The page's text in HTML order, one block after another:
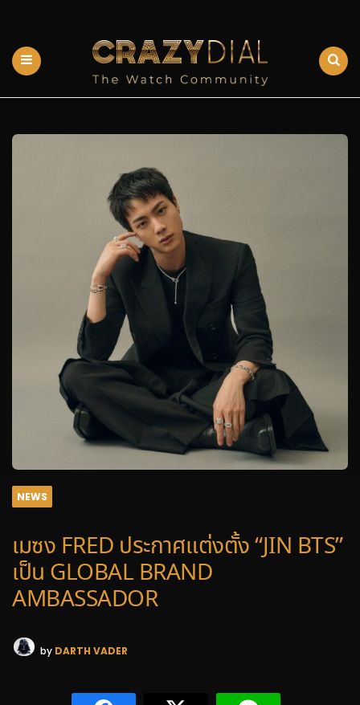
NEWS
เมซง FRED ประกาศแต่งตั้ง “JIN BTS”
เป็น GLOBAL BRAND
AMBASSADOR
by DARTH VADER